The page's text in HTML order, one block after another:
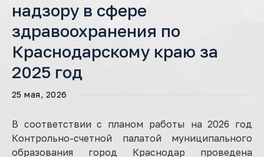
надзору в сфере
здравоохранения по
Краснодарскому краю за
2025 год
25 мая, 2026
В соответствии с планом работы на 2026 год
Контрольно-счетной палатой муниципального
образования город Краснодар проведена